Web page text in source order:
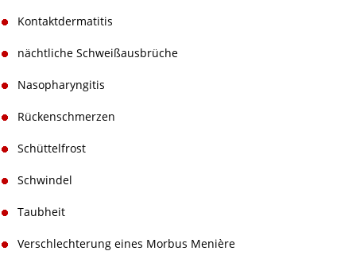
Kontaktdermatitis
nächtliche Schweißausbrüche
Nasopharyngitis
Rückenschmerzen
Schüttelfrost
Schwindel
Taubheit
Verschlechterung eines Morbus Menière